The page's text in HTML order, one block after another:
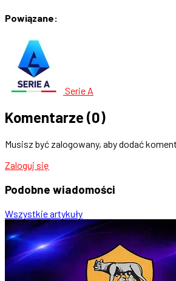
Powiązane:
Serie A
Komentarze (0)
Musisz być zalogowany, aby dodać
Zaloguj się
Podobne wiadomości
Wszystkie artykuły